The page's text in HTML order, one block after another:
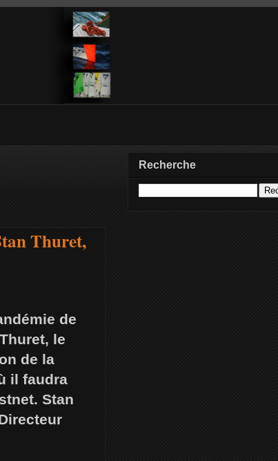
Thuret,
de
le
de la
il faudra
Stan
Recherche